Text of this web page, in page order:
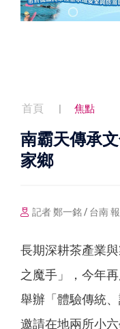
首頁 焦點
南霸天傳承
家鄉
記者 鄭一銘 / 台南
長期深耕茶產業
之魔手」，今年
舉辦「體驗傳統
邀請在地兩所小